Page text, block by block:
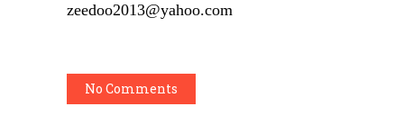
zeedoo2013@yahoo.com
No Comments